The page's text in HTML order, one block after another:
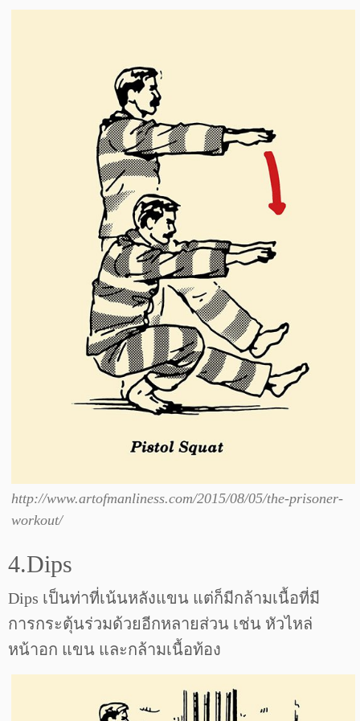
http://www.artofmanliness.com/2015/08/05/the-prisoner-
workout/
4.Dips
Dips เป็นท่าที่เน้นหลังแขน แต่ก็มีกล้ามเนื้อที่มี
การกระตุ้นร่วมด้วยอีกหลายส่วน เช่น หัวไหล่
หน้าอก แขน และกล้ามเนื้อท้อง